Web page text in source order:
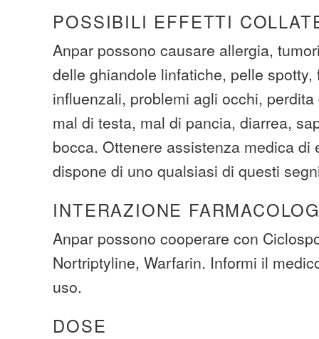
POSSIBILI EFFETTI
Anpar possono causare allergia,
delle ghiandole linfatiche, pelle
influenzali, problemi agli occhi,
mal di testa, mal di pancia, diarrea,
bocca. Ottenere assistenza medica di
dispone di uno qualsiasi di questi
INTERAZIONE
Anpar possono cooperare con
Nortriptyline, Warfarin. Informi il
uso.
DOSE